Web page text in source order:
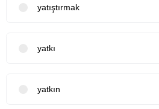
yatıştırmak
yatkı
yatkın